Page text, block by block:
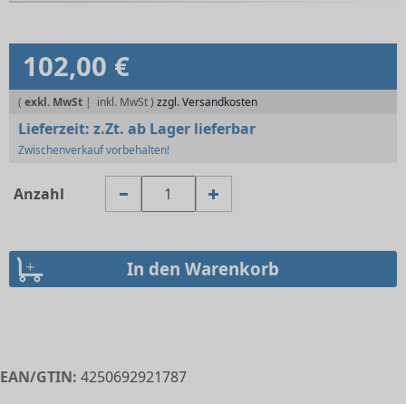
102,00 €
( exkl. MwSt | zzgl. Versandkosten
Lieferzeit: z.Zt. ab Lager lieferbar
Zwischenverkauf vorbehalten!
Anzahl
EAN/GTIN: 4250692921787